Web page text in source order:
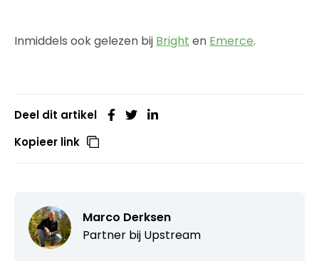
Inmiddels ook gelezen bij Bright en Emerce.
Deel dit artikel
Kopieer link
Marco Derksen
Partner bij Upstream